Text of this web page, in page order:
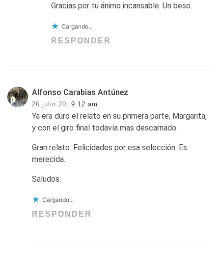
Gracias por tu ánimo incansable. Un beso.
Cargando...
RESPONDER
Alfonso Carabias Antúnez
26 julio 20, 9:12 am
Ya era duro el relato en su primera parte, Margarita,
y con el giro final todavía mas descarnado.
Gran relato. Felicidades por esa selección. Es
merecida.
Saludos.
Cargando...
RESPONDER